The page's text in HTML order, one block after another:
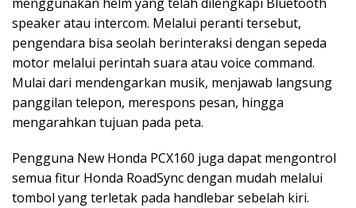
speaker atau intercom. Melalui peranti tersebut,
pengendara bisa seolah berinteraksi dengan sepeda
motor melalui perintah suara atau voice command.
Mulai dari mendengarkan musik, menjawab langsung
panggilan telepon, merespons pesan, hingga
mengarahkan tujuan pada peta.
Pengguna New Honda PCX160 juga dapat mengontrol
semua fitur Honda RoadSync dengan mudah melalui
tombol yang terletak pada handlebar sebelah kiri.